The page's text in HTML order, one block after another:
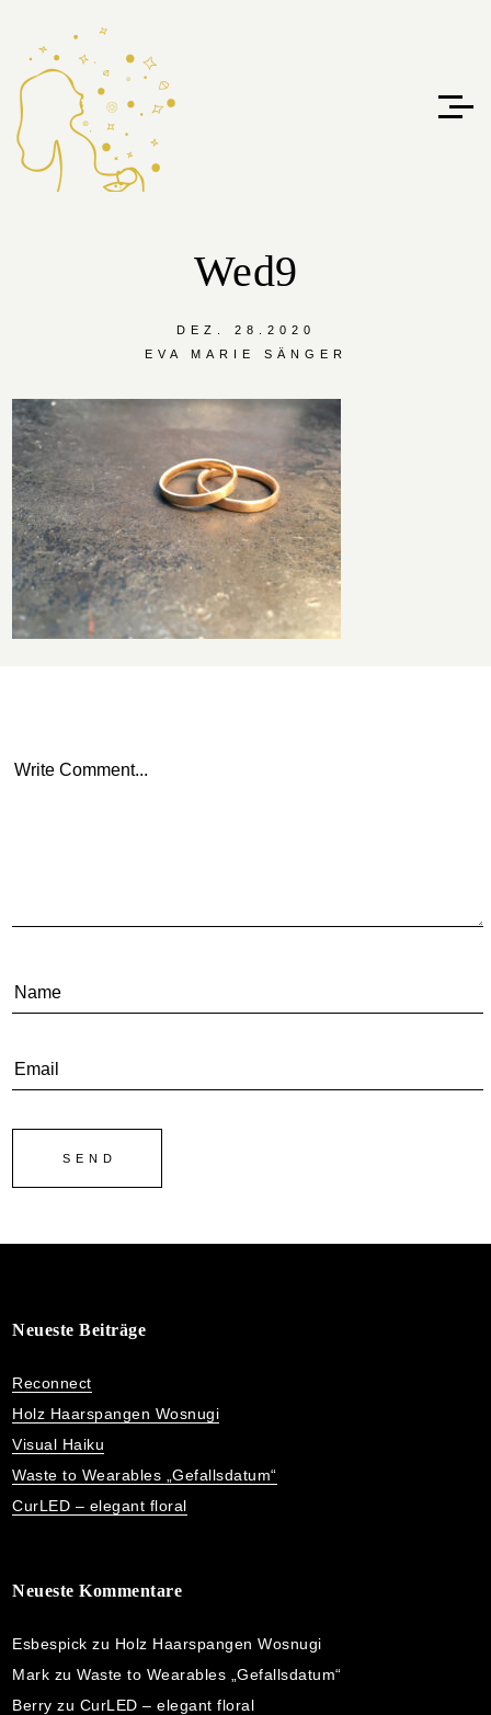
Wed9
DEZ. 28.2020
EVA MARIE SÄNGER
Neueste Beiträge
Reconnect
Holz Haarspangen Wosnugi
Visual Haiku
Waste to Wearables „Gefallsdatum“
CurLED – elegant floral
Neueste Kommentare
Esbespick zu Holz Haarspangen Wosnugi
Mark zuWaste to Wearables „Gefallsdatum“
Berry zu CurLED – elegant floral